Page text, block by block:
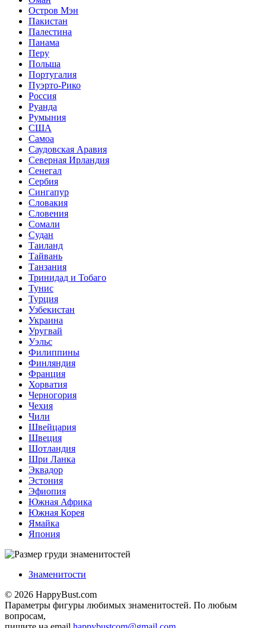
Остров Мэн
Пакистан
Палестина
Панама
Перу
Польша
Португалия
Пуэрто-Рико
Россия
Руанда
Румыния
США
Самоа
Саудовская Аравия
Северная Ирландия
Сенегал
Сербия
Сингапур
Словакия
Словения
Сомали
Судан
Таиланд
Тайвань
Танзания
Тринидад и Тобаго
Тунис
Турция
Узбекистан
Украина
Уругвай
Уэльс
Филиппины
Финляндия
Франция
Хорватия
Черногория
Чехия
Чили
Швейцария
Швеция
Шотландия
Шри Ланка
Эквадор
Эстония
Эфиопия
Южная Африка
Южная Корея
Ямайка
Япония
Знаменитости
© 2026 HappyBust.com
Параметры фигуры любимых знаменитостей. По любым
вопросам,